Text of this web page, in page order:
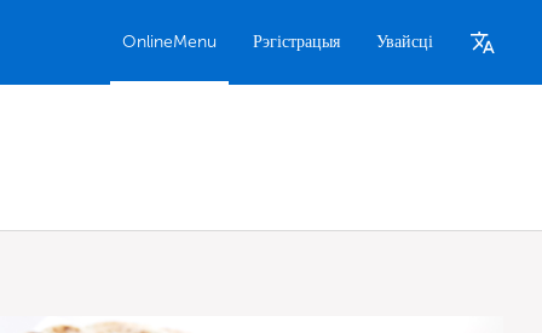
OnlineMenu Рэгістрацыя Увайсці